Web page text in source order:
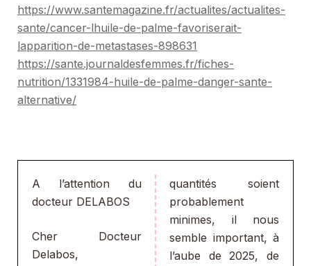
https://www.santemagazine.fr/actualites/actualites-
sante/cancer-lhuile-de-palme-favoriserait-
lapparition-de-metastases-898631
https://sante.journaldesfemmes.fr/fiches-
nutrition/1331984-huile-de-palme-danger-sante-
alternative/
A l’attention du
docteur DELABOS
Cher Docteur
Delabos,
quantités soient
probablement
minimes, il nous
semble important, à
l’aube de 2025, de